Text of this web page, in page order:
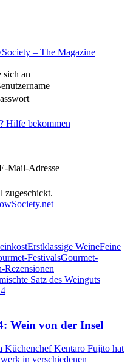
– The Magazine
an
Hilfe bekommen
Mail-Adresse
zugeschickt.
Erstklassige WeineFeine
FestivalsGourmet-
Rezensionen
Wein von der Insel